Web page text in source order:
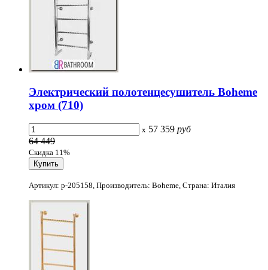
Электрический полотенцесушитель Boheme
хром (710)
x 57 359 руб
64 449
Скидка 11%
Артикул: p-205158, Производитель: Boheme, Страна: Италия